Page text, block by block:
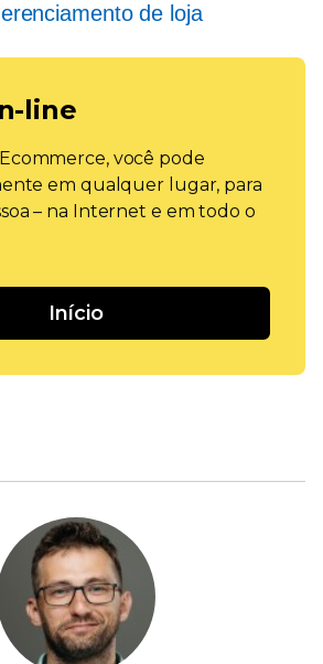
de loja
line
você pode
em qualquer lugar, para
– na Internet e em todo o
Início